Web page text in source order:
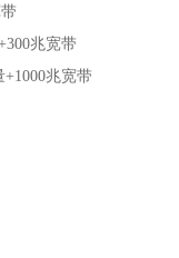
兆宽带
兆宽带